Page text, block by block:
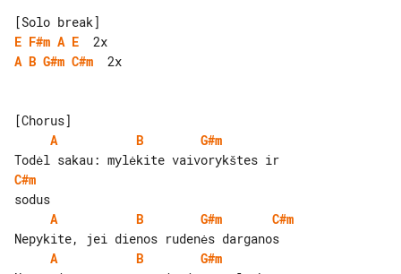
E F#m A E
A B G#m C#m
  2x
A
B
G#m
C#m
A
B G#m
C#m
A
B
G#m